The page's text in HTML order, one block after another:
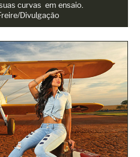
curvas em ensaio.
Divulgação